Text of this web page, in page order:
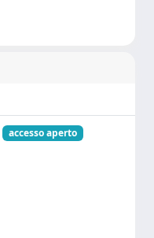
accesso aperto